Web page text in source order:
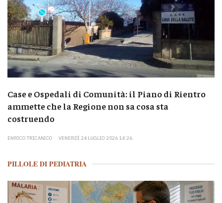
Case e Ospedali di Comunità: il Piano di Rientro
ammette che la Regione non sa cosa sta
costruendo
ENRICO TRICANICO VENERDÌ 24 LUGLIO 2026 14:26
PILLOLE DI PEDIATRIA